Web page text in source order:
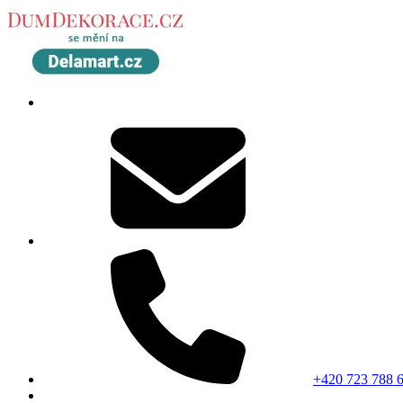
+420 723 788